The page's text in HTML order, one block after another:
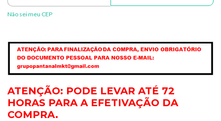
Não sei meu CEP
ATENÇÃO: PODE LEVAR ATÉ 72
HORAS PARA A EFETIVAÇÃO DA
COMPRA.